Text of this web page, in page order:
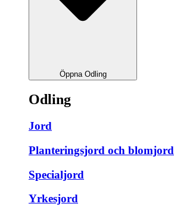
Öppna Odling
Odling
Jord
Planteringsjord och blomjord
Specialjord
Yrkesjord